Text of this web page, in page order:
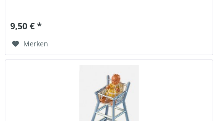
9,50 € *
Merken